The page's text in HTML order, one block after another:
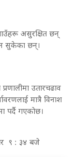
असुरक्षित छन्
सुकेका छन्।
उतारचढाव
मात्रै विनाश
पर्दै गएकाेछ।
९ : ३४ बजे